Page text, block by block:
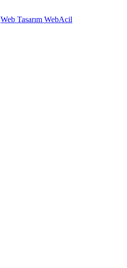
Web Tasarım WebAcil